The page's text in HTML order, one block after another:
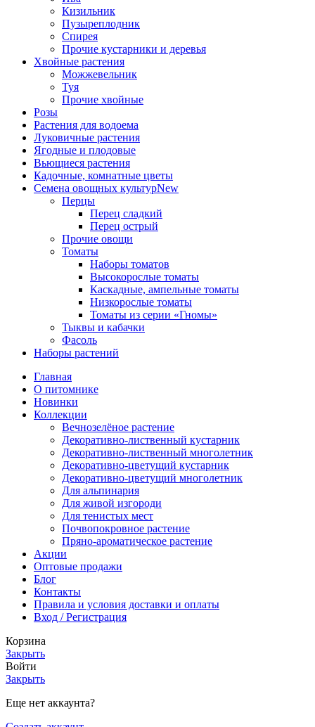
Кизильник
Пузыреплодник
Спирея
Прочие кустарники и деревья
Хвойные растения
Можжевельник
Туя
Прочие хвойные
Розы
Растения для водоема
Луковичные растения
Ягодные и плодовые
Вьющиеся растения
Кадочные, комнатные цветы
Семена овощных культурNew
Перцы
Перец сладкий
Перец острый
Прочие овощи
Томаты
Наборы томатов
Высокорослые томаты
Каскадные, ампельные томаты
Низкорослые томаты
Томаты из серии «Гномы»
Тыквы и кабачки
Фасоль
Наборы растений
Главная
О питомнике
Новинки
Коллекции
Вечнозелёное растение
Декоративно-лиственный кустарник
Декоративно-лиственный многолетник
Декоративно-цветущий кустарник
Декоративно-цветущий многолетник
Для альпинария
Для живой изгороди
Для тенистых мест
Почвопокровное растение
Пряно-ароматическое растение
Акции
Оптовые продажи
Блог
Контакты
Правила и условия доставки и оплаты
Вход / Регистрация
Корзина
Закрыть
Войти
Закрыть
Еще нет аккаунта?